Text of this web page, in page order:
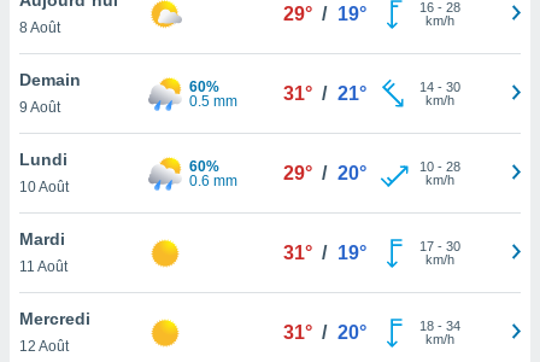
et
»,
au
vous
qu'ils
ou
le
8 Août
29° / 19° 16- 28
km/h
Demain
9 Août
60%
0.5 mm
31° / 21° 14- 30
km/h
Lundi
10 Août
60%
0.6 mm
29° / 20° 10- 28
km/h
Mardi
11 Août
31° / 19° 17- 30
km/h
Mercredi
12 Août
31° / 20° 18- 34
km/h